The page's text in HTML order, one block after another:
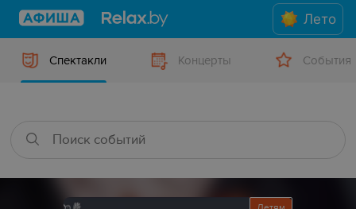
Лето
Спектакли Концерты События